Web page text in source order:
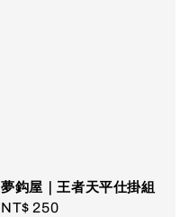
夢鈎屋｜王者天平仕掛組
Regular
NT$ 250